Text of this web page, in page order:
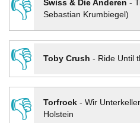
👎
Swiss & Die Anderen -
Sebastian Krumbiegel)
👎
Toby Crush - Ride Until
👎
Torfrock- Wir
Holstein